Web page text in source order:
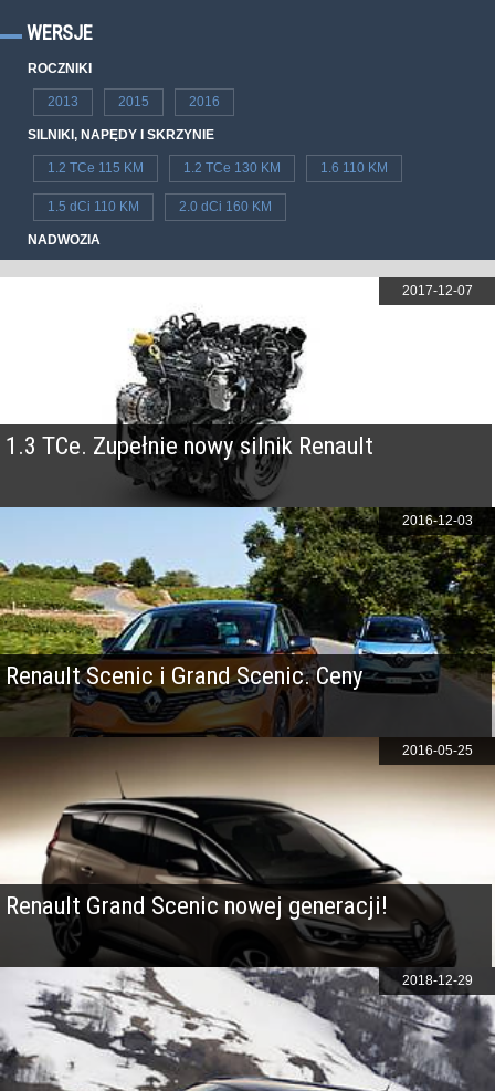
WERSJE
ROCZNIKI
2013 2015 2016
SILNIKI, NAPĘDY I SKRZYNIE
1.2 TCe 115 KM 1.2 TCe 130 KM 1.6 110 KM
1.5 dCi 110 KM 2.0 dCi 160 KM
NADWOZIA
1.3 TCe. Zupełnie nowy silnik Renault
2017-12-07
Renault Scenic i Grand Scenic. Ceny
2016-12-03
Renault Grand Scenic nowej generacji!
2016-05-25
2018-12-29